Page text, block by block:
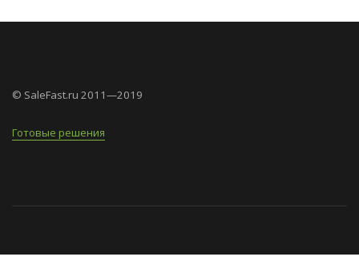
© SaleFast.ru 2011—2019
Готовые решения